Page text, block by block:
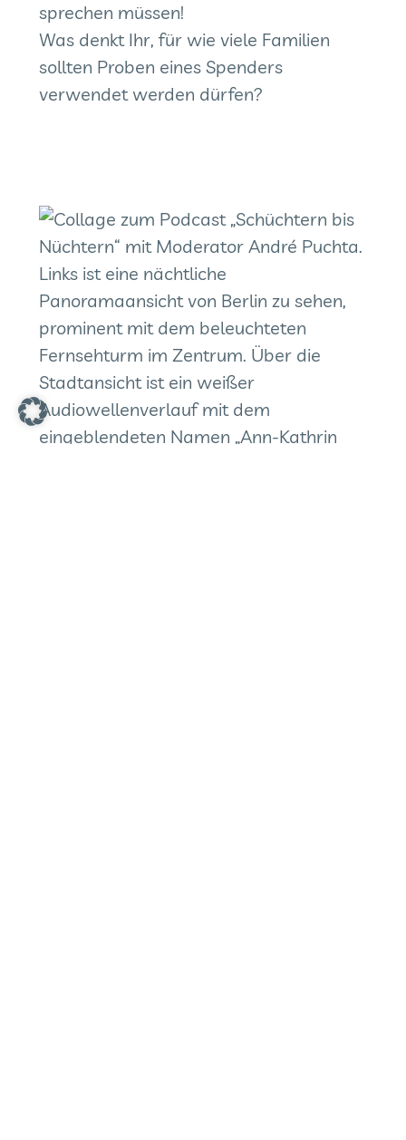
sprechen müssen!
Was denkt Ihr, für wie viele Familien
sollten Proben eines Spenders
verwendet werden dürfen?